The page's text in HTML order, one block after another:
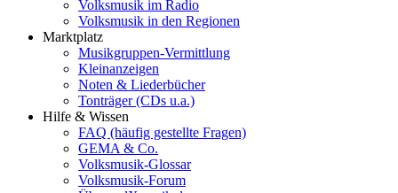
Volksmusik im Radio
Volksmusik in den Regionen
Marktplatz
Musikgruppen-Vermittlung
Kleinanzeigen
Noten & Liederbücher
Tonträger (CDs u.a.)
Hilfe & Wissen
FAQ (häufig gestellte Fragen)
GEMA & Co.
Volksmusik-Glossar
Volksmusik-Forum